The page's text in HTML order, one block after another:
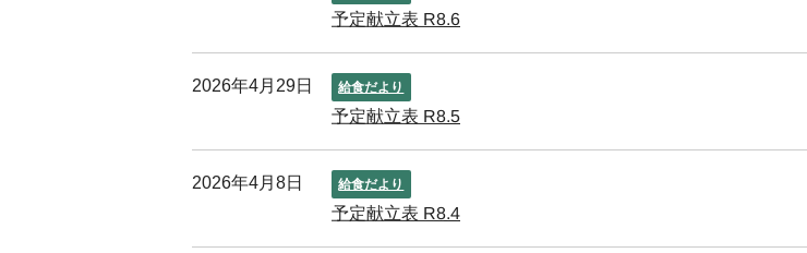
予定献立表 R8.6
2026年4月29日 給食だより
予定献立表 R8.5
2026年4月8日 給食だより
予定献立表 R8.4